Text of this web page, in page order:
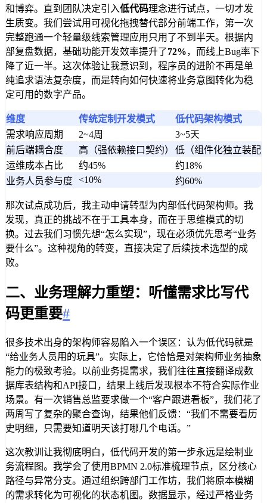
和博弈。直到团队决定引入低代码理念进行试点，一切才发
生质变。我们尝试用可视化拖拽替代部分前端工作，第一次
完整跑通一个轻量级线索管理应用只用了不到半天。根据内
部复盘数据，基础功能开发效率提升了72%，而线上Bug率下
降了近一半。这次体验让我意识到，程序员的进阶不再是单
纯追求语法复杂度，而是转向如何快速将业务意图转化为稳
定可用的数字产品。
维度 传统定制开发模式
低代码架构模式
需求响应周期
2~4周
3~5天
前后端耦合度
高（强依赖接口契约）
低（组件化独立装配
运维成本占比
约45%
约18%
业务人员参与度 <10% 约60%
那次试点成功后，我主动申请转型为内部低代码架构师。我
发现，真正的挑战不在于工具本身，而在于思维模式的切
换。过去我们习惯先想“怎么实现”，现在必须优先思考“业务
要什么”。这种视角的转变，直接决定了后续技术选型的成
败。
二、业务理解力重塑：听懂需求比写代
码更重要#
很多技术出身的架构师容易陷入一个误区：认为低代码就是
“给业务人员用的玩具”。实际上，它恰恰是对架构师业务抽象
能力的极致考验。以前业务提需求，我们往往直接翻译成数
据库表结构和API接口，结果上线后发现根本不符合实际作业
场景。有一次销售总监要求做一个“客户跟进看板”，我们花了
两周写了复杂的聚合查询，结果他们反馈：“我们不需要看历
史明细，只需要知道明天该打哪几个电话。”
这次教训让我彻底明白，低代码开发的第一步永远是绘制业
务流程图。我学会了使用BPMN 2.0标准梳理节点，区分核心
路径与异常分支。通过组织跨部门工作坊，我们将原本模糊
的需求转化为可视化的状态机图。数据显示，经过严格业务